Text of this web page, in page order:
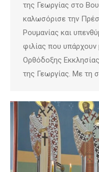
της Γεωργίας στο
καλωσόρισε την
Ρουμανίας και
φιλίας που υπάρχουν
Ορθόδοξης
της Γεωργίας. Με τη